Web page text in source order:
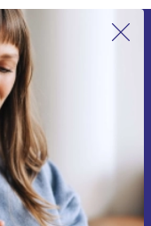
novinek a
nabídku.